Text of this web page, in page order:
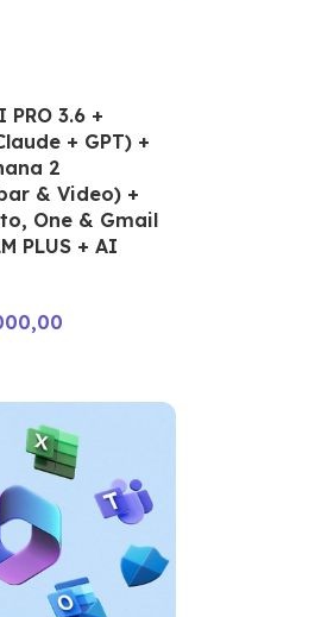
3.6 +
+ GPT) +
2
& Video) +
One & Gmail
PLUS + AI